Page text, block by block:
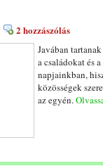
2 hozzászólás
Javában
a családokat és
napjainkban,
közösségek
az egyén.